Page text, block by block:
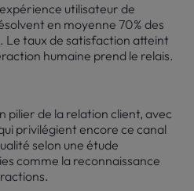
utilisateur de
en moyenne 70% des
Le taux de satisfaction atteint
humaine prend le relais.
pilier de la relation client, avec
privilégient encore ce canal
selon une étude
comme la reconnaissance